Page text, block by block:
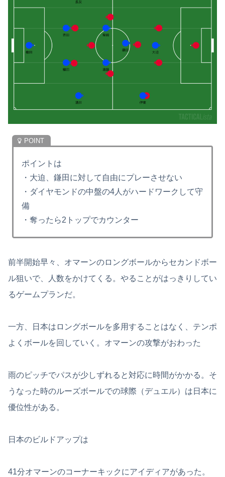
ポイントは
・大迫、鎌田に対して自由にプレーさせない
・ダイヤモンドの中盤の4人がハードワークして守
備
・奪ったら2トップでカウンター
前半開始早々、オマーンのロングボールからセカンドボー
ル狙いで、人数をかけてくる。やることがはっきりしてい
るゲームプランだ。
一方、日本はロングボールを多用することはなく、テンポ
よくボールを回していく。オマーンの攻撃がおわった
雨のピッチでパスが少しずれると対応に時間がかかる。そ
うなった時のルーズボールでの球際（デュエル）は日本に
優位性がある。
日本のビルドアップは
41分オマーンのコーナーキックにアイディアがあった。